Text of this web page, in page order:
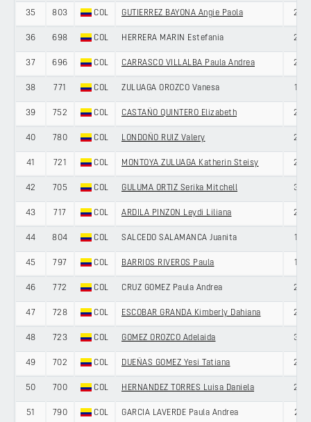
35 803 COL GUTIERREZ BAYONA Angie Paola 22
36 698 COL HERRERA MARIN Estefania 29
37 696 COL CARRASCO VILLALBA Paula Andrea 24
38 771 COL ZULUAGA OROZCO Vanesa 19
39 752 COL CASTAÑO QUINTERO Elizabeth 22
40 780 COL LONDOÑO RUIZ Valery 22
41 721 COL MONTOYA ZULUAGA Katherin Steisy 29
42 705 COL GULUMA ORTIZ Serika Mitchell 33
43 717 COL ARDILA PINZON Leydi Liliana 25
44 804 COL SALCEDO SALAMANCA Juanita 19
45 797 COL BARRIOS RIVEROS Paula 19
46 772 COL CRUZ GOMEZ Paula Andrea 23
47 728 COL ESCOBAR GRANDA Kimberly Dahiana 25
48 723 COL GOMEZ OROZCO Adelaida 30
49 702 COL DUEÑAS GOMEZ Yesi Tatiana 25
50 700 COL HERNANDEZ TORRES Luisa Daniela 26
51 790 COL GARCIA LAVERDE Paula Andrea 21